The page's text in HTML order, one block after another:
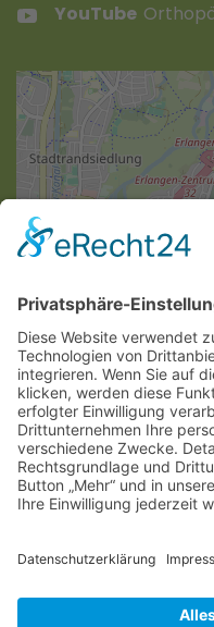
YouTube
SAGEN SIE
Anregungen &
An